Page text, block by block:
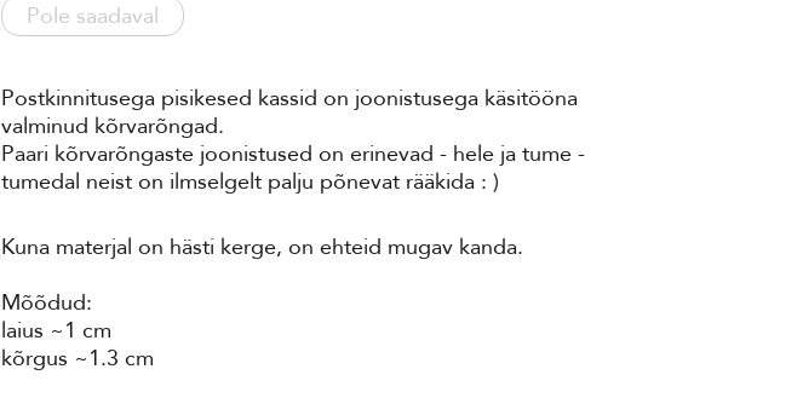
Pole saadaval
Postkinnitusega pisikesed kassid on joonistusega käsitööna
valminud kõrvarõngad.
Paari kõrvarõngaste joonistused on erinevad - hele ja tume -
tumedal neist on ilmselgelt palju põnevat rääkida : )
Kuna materjal on hästi kerge, on ehteid mugav kanda.
Mõõdud:
laius ~1 cm
kõrgus ~1.3 cm